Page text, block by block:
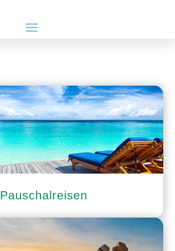
Pauschalreisen